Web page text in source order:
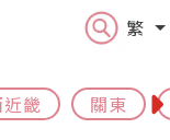
繁
畿 關東